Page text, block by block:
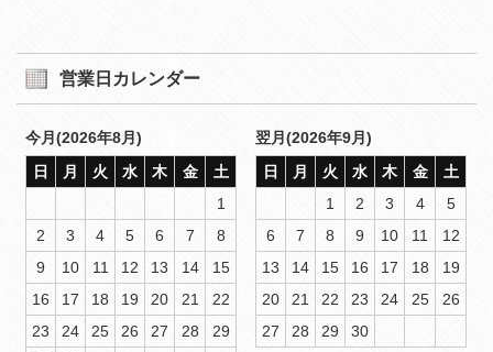
営業日カレンダー
今月(2026年8月)
日
月 火 水 木 金
土
1
2
3 4 5 6 7
8
9
10 11 12 13 14
15
16
17 18 19 20 21
22
23
24 25 26 27 28
29
翌月(2026年9月)
日
月 火 水 木 金
土
1
2 3 4
5
6
7 8 9 10 11
12
13
14 15 16 17 18
19
20
21 22 23 24 25
26
27
28 29 30